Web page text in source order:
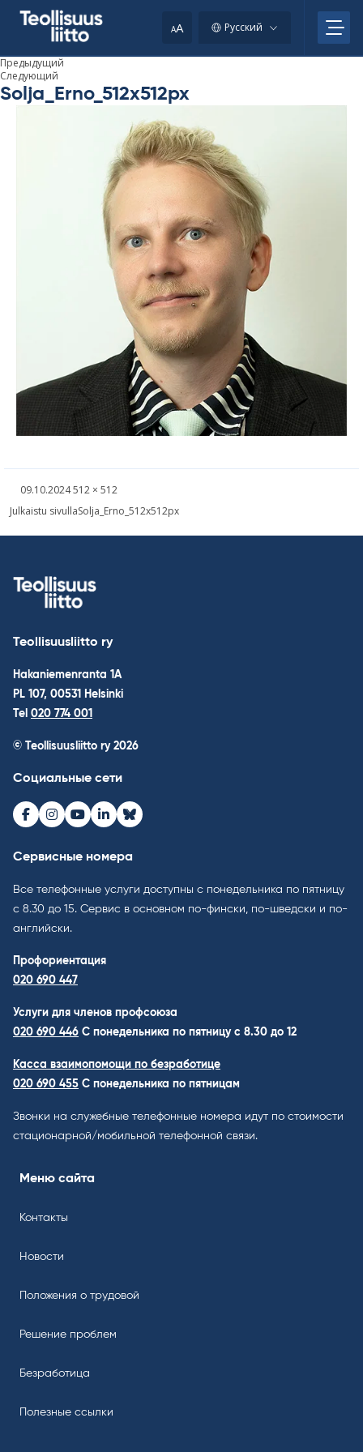
AA Русский
Предыдущий
Следующий
Solja_Erno_512x512px
Kirjoitettu
09.10.2024Täysikokoinen
512 × 512
Навигация
Julkaistu sivullaSolja_Erno_512x512px
Teollisuusliitto ry
Hakaniemenranta 1A
PL 107, 00531 Helsinki
Tel 020 774 001
© Teollisuusliitto ry 2026
Социальные сети
Facebook
Instagram
Youtube
LinkedInBluesky
Сервисные номера
Все телефонные услуги доступны с понедельника по пятницу
с 8.30 до 15. Cервис в основном по-фински, по-шведски и по-
английски.
Профориентация
020 690 447
Услуги для членов профсоюза
020 690 446 C понедельника по пятницу с 8.30 до 12
Касса взаимопомощи по безработице
020 690 455 С понедельника по пятницам
Звонки на служебные телефонные номера идут по стоимости
стационарной/мобильной телефонной связи.
Меню сайта
Контакты
Новости
Положения о трудовой
Решение проблем
Безработица
Полезные ссылки